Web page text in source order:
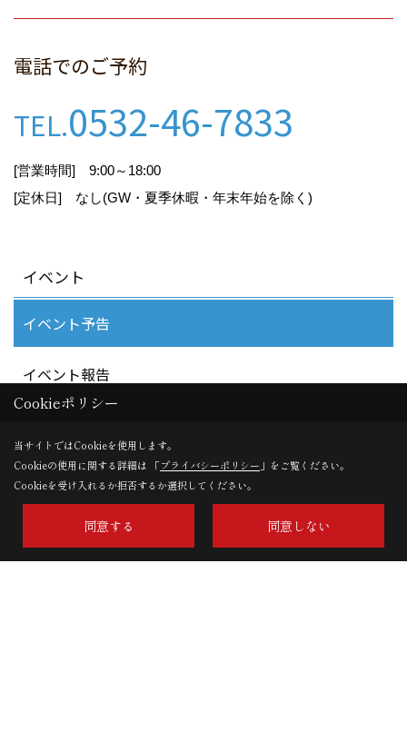
律の尊守
の規範を尊守し、個人情報を適切に取り扱いま
個人情報の取得
当社が個人情報を取得する際には、利用目的を明
個人情報の利用
用目的もしくは、それと合理的な関連性のある範
囲内で、業務の遂行上必要な限りにおいて利用し
し、または個人情報の取扱いを第三者に委託する
場合には、共有利用の相手方及び第三者について
個人情報の適切な利用を実現するための監督を行
電話でのご予約
TEL.0532-46-7833
[営業時間] 9:00～18:00
[定休日] なし(GW・夏季休暇・年末年始を除く)
イベント
イベント予告
イベント報告
太陽住宅株式会社
〒441-8152
Cookieポリシー
当サイトではCookieを使用します。
Cookieの使用に関する詳細は 「プライバシーポリシー 」をご覧ください。
Cookieを受け入れるか拒否するか選択してください。
同意する 同意しない